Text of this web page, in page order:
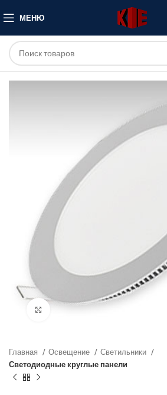
МЕНЮ
Главная Освещение
Светильники
Светодиодные круглые панели